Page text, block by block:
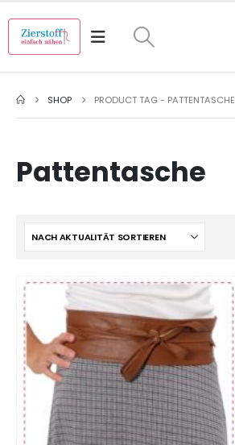
SHOP PRODUCT TAG - PATTENTASCHE
Pattentasche